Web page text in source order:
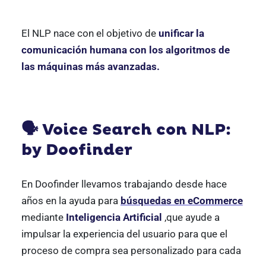
El NLP nace con el objetivo deunificar la
comunicación humana con los algoritmos de
las máquinas más avanzadas.
🗣 Voice Search con NLP:
by Doofinder
En Doofinder llevamos trabajando desde hace
años en la ayuda para búsquedas en eCommerce
mediante Inteligencia Artificial ,que ayude a
impulsar la experiencia del usuario para que el
proceso de compra sea personalizado para cada